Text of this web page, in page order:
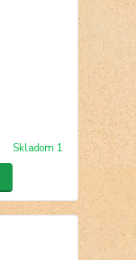
Skladom 1